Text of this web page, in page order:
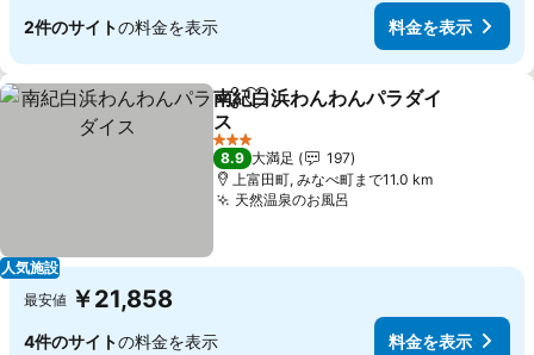
2件のサイトの料金を表示 料金を表示
人気施設
シェアお気に入りに追加
南紀白浜わんわんパラダイ
ス
3 ホテルのランク
8.9 大満足
197
上富田町, みなべ町まで11.0 km
天然温泉のお風呂
最安値 ￥21,858
4件のサイトの料金を表示 料金を表示